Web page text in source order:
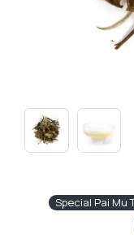
Special Pai Mu